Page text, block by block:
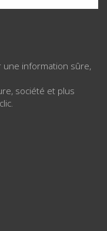
une information sûre,
société et plus